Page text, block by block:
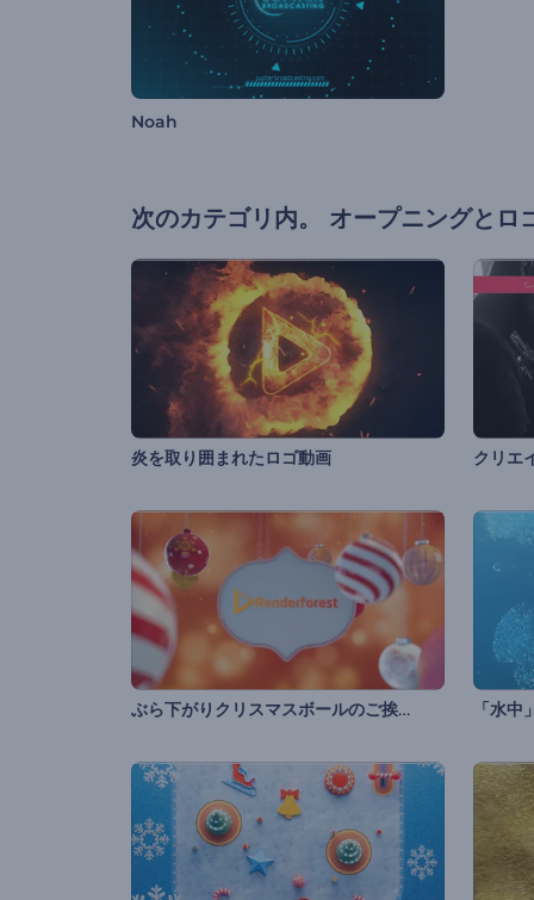
Noah
次のカテゴリ内。 オープニングとロ
炎を取り囲まれたロゴ動画
ぶら下がりクリスマスボールのご挨拶動画 「水中